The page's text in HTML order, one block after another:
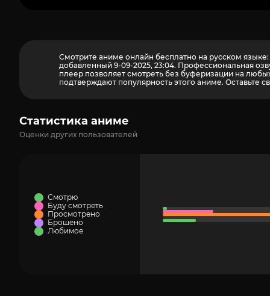
Смотрите аниме онлайн бесплатно на русском
добавленный 9-09-2025, 23:04. Профессиональная
плеер позволяет смотреть без буферизации на
подтверждают популярность этого аниме. Оставьте
Статистика аниме
Оценки других пользователей
Смотрю
Буду смотреть
Просмотрено
Брошено
Любимое